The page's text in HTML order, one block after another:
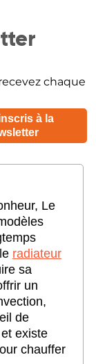
chaque
Le
radiateur
sa
un
de
existe
chauffer